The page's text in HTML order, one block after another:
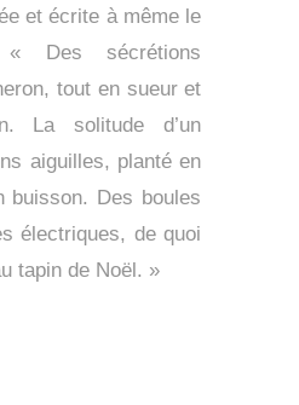
et écrite à même le
« Des sécrétions
tout en sueur et
La solitude d’un
aiguilles, planté en
buisson. Des boules
électriques, de quoi
tapin de Noël. »